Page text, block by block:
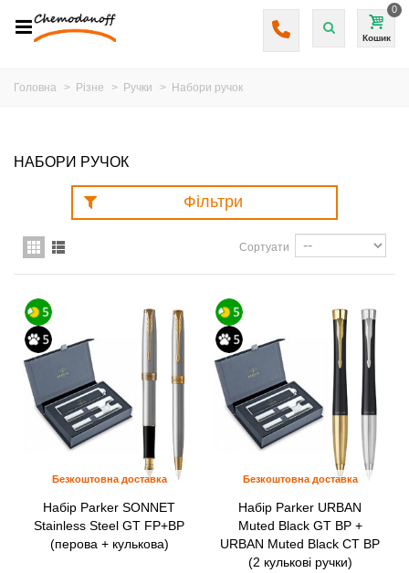
Кошик
0
Головна > Різне > Ручки > Набори ручок
НАБОРИ РУЧОК
Фільтри
Сортуати
Набір Parker SONNET
Stainless Steel GT FP+BP
(перова + кулькова)
Безкоштовна доставка
Набір Parker URBAN
Muted Black GT BP +
URBAN Muted Black CT BP
(2 кулькові ручки)
Безкоштовна доставка